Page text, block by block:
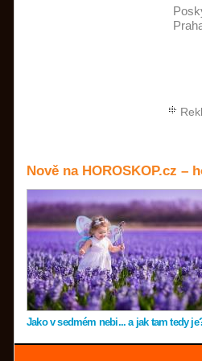
Nově na HOROSKOP.cz –
Jako v sedmém nebi... a jak tam tedy